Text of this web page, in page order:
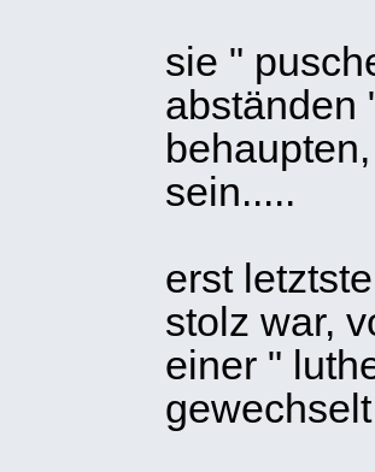
sie "
abständen
sein.....
erst
stolz war,
einer "